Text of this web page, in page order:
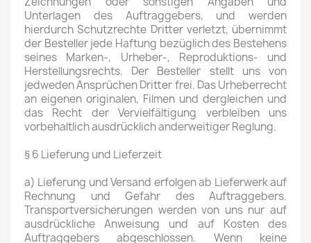
Unterlagen des Auftraggebers, und werden
hierdurch Schutzrechte Dritter verletzt, übernimmt
der Besteller jede Haftung bezüglich des Bestehens
seines Marken-, Urheber-, Reproduktions- und
Herstellungsrechts. Der Besteller stellt uns von
jedweden Ansprüchen Dritter frei. Das Urheberrecht
an eigenen originalen, Filmen und dergleichen und
das Recht der Vervielfältigung verbleiben uns
vorbehaltlich ausdrücklich anderweitiger Reglung.
§ 6 Lieferung und Lieferzeit
a) Lieferung und Versand erfolgen ab Lieferwerk auf
Rechnung und Gefahr des Auftraggebers.
Transportversicherungen werden von uns nur auf
ausdrückliche Anweisung und auf Kosten des
Auftraggebers abgeschlossen. Wenn keine